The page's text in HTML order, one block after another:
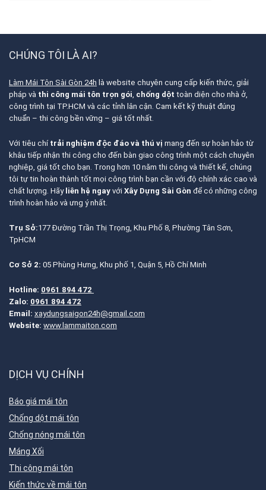
CHÚNG TÔI LÀ AI?
Làm Mái Tôn Sài Gòn 24h là website chuyên cung cấp kiến thức, giải
pháp và thi công mái tôn trọn gói, chống dột toàn diện cho nhà ở,
công trình tại TP.HCM và các tỉnh lân cận. Cam kết kỹ thuật đúng
chuẩn – thi công bền vững – giá tốt nhất.
Với tiêu chí trải nghiệm độc đáo và thú vị mang đến sự hoàn hảo từ
khâu tiếp nhận thi công cho đến bàn giao công trình một cách chuyên
nghiệp, giá tốt cho bạn. Trong hơn 10 năm thi công và thiết kế, chúng
tôi tự tin hoàn thành tốt mọi công trình bạn cần với độ chính xác cao và
chất lượng. Hãy liên hệ ngay với Xây Dựng Sài Gòn để có những công
trình hoàn hảo và ưng ý nhất.
Trụ Sở:177 Đường Trần Thị Trọng, Khu Phố 8, Phường Tân Sơn,
TpHCM
Cơ Sở 2: 05 Phùng Hưng, Khu phố 1, Quận 5, Hồ Chí Minh
Hotline: 0961 894 472
Zalo: 0961 894 472
Email: xaydungsaigon24h@gmail.com
Website: www.lammaiton.com
DỊCH VỤ CHÍNH
Báo giá mái tôn
Chống dột mái tôn
Chống nóng mái tôn
Máng Xối
Thi công mái tôn
Kiến thức về mái tôn